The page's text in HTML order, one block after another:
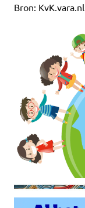
Bron: KvK.vara.nl